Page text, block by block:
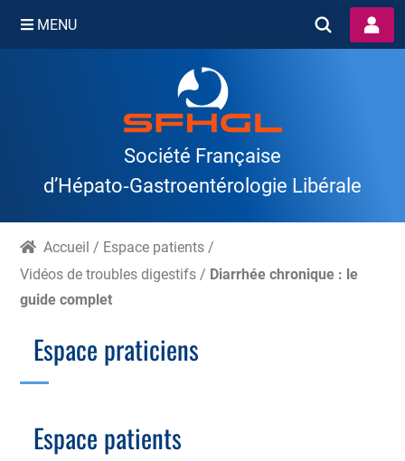
Skip
MENU
Société Française
d’Hépato‑Gastroentérologie Libérale
Accueil / Espace patients /
Vidéos de troubles digestifs / Diarrhée chronique : le
guide complet
Espace praticiens
Échographie
Cotation des actes, lien avec les syndicats
Espace patients